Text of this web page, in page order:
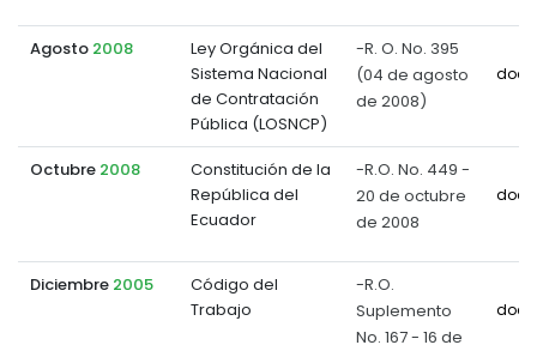
Agosto 2008
Ley Orgánica del
Sistema Nacional
de Contratación
Pública (LOSNCP)
-R. O. No. 395
(04 de agosto
de 2008)
Octubre 2008
Constitución de la
República del
Ecuador
-R.O. No. 449 -
20 de octubre
de 2008
Diciembre 2005
Código del
Trabajo
-R.O.
Suplemento
No. 167 - 16 de